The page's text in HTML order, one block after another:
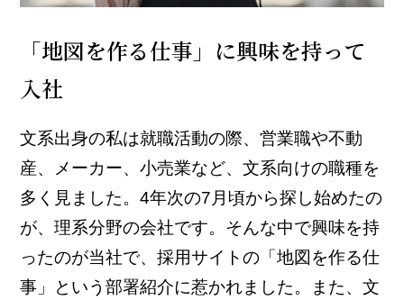
「地図を作る仕事」に興味を持って
入社
文系出身の私は就職活動の際、営業職や不動
産、メーカー、小売業など、文系向けの職種を
多く見ました。4年次の7月頃から探し始めたの
が、理系分野の会社です。そんな中で興味を持
ったのが当社で、採用サイトの「地図を作る仕
事」という部署紹介に惹かれました。また、文